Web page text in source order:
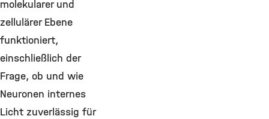
molekularer und
zellulärer Ebene
funktioniert,
einschließlich der
Frage, ob und wie
Neuronen internes
Licht zuverlässig für